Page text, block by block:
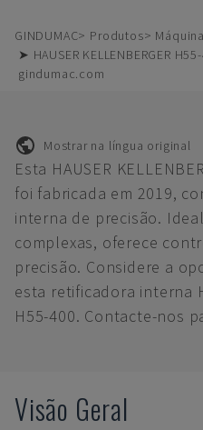
GINDUMAC Produtos
➤ HAUSER KELLENBERGER
gindumac.com
Mostrar na língua original
Esta HAUSER
foi fabricada em 2019,
interna de precisão.
complexas, oferece
precisão. Considere a
esta retificadora interna
H55-400. Contacte-nos
Visão Geral